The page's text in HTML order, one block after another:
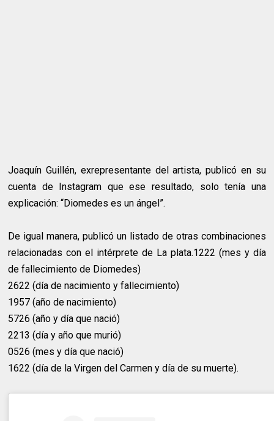
Joaquín Guillén, exrepresentante del artista, publicó en su
cuenta de Instagram que ese resultado, solo tenía una
explicación: “Diomedes es un ángel”.
De igual manera, publicó un listado de otras combinaciones
relacionadas con el intérprete de La plata.1222 (mes y día
de fallecimiento de Diomedes)
2622 (día de nacimiento y fallecimiento)
1957 (año de nacimiento)
5726 (año y día que nació)
2213 (día y año que murió)
0526 (mes y día que nació)
1622 (día de la Virgen del Carmen y día de su muerte).